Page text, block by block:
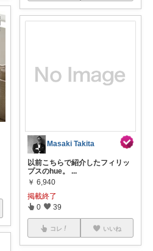
Masaki Takita
以前こちらで紹介したフィリッ
プスのhue。
...
￥ 6,940
掲載終了
0 39
コレ いいね